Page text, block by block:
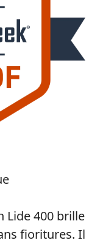
Lide 400 brille
fioritures. Il